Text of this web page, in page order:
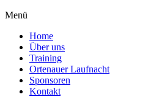
Menü
Home
Über uns
Training
Ortenauer Laufnacht
Sponsoren
Kontakt